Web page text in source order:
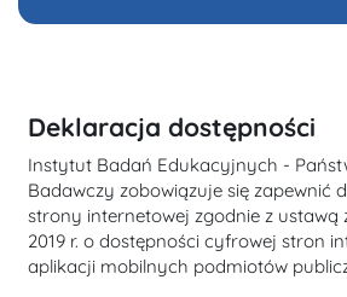
Deklaracja dostępności
Instytut Badań Edukacyjnych -
Badawczy zobowiązuje się zapewnić
strony internetowej zgodnie z ustawą
2019 r. o dostępności cyfrowej stron
aplikacji mobilnych podmiotów